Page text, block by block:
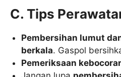
C. Tips
Pembersihan lumut
berkala. Gaspol
Pemeriksaan